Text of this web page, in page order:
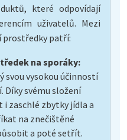
které odpovídají
uživatelů. Mezi
prostředky patří:
na sporáky:
svou vysokou účinností
Díky svému složení
zaschlé zbytky jídla a
na znečištěné
a poté setřít.